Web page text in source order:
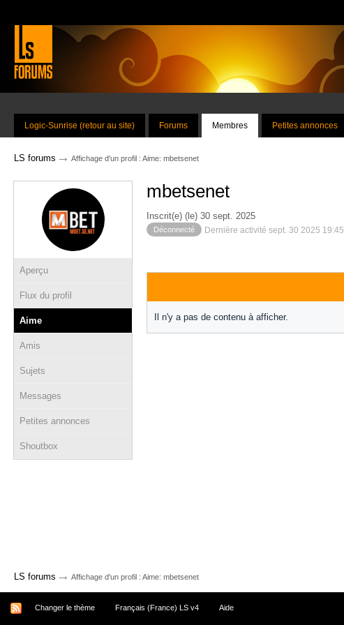
Logic-Sunrise (retour au site) Forums Membres Petites annonces
LS forums → Affichage d'un profil : Aime: mbetsenet
Aperçu
Flux du profil
Aime
Amis
Sujets
Messages
Petites annonces
Shoutbox
mbetsenet
Inscrit(e) (le) 30 sept. 2025
Déconnecté Dernière activité sept. 30 2025 19:45
Il n'y a pas de contenu à afficher.
LS forums → Affichage d'un profil : Aime: mbetsenet
Changer le thème Français (France) LS v4 Aide